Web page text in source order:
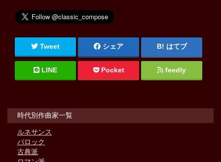
Tweet シェア はてブ
LINE Pocket feedly
時代別作曲家一覧
ルネサンス
バロック
古典派